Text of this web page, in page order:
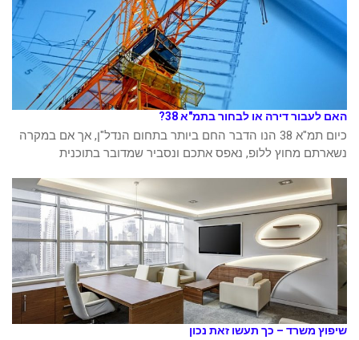
האם לעבור דירה או לבחור בתמ"א 38?
כיום תמ"א 38 הנו הדבר החם ביותר בתחום הנדל"ן, אך אם במקרה
נשארתם מחוץ ללופ, נאפס אתכם ונסביר שמדובר בתוכנית
שיפוץ משרד – כך תעשו זאת נכון